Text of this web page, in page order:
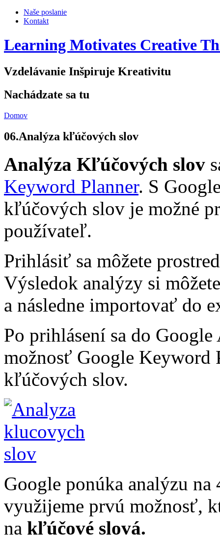
Naše poslanie
Kontakt
Learning Motivates Creative
Vzdelávanie Inšpiruje Kreativitu
Nachádzate sa tu
Domov
06.Analýza kľúčových slov
Analýza Kľúčových slov
Keyword Planner. S
kľúčových slov je možné
používateľ.
Prihlásiť sa môžete
Výsledok analýzy si
a následne importovať do
Po prihlásení sa do
možnosť Google Keyword
kľúčových slov.
Google ponúka analýzu
využijeme prvú možnosť,
na kľúčové slová.